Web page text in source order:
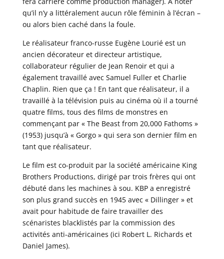
qu’il n’y a littéralement aucun rôle féminin à l’écran –
ou alors bien caché dans la foule.
Le réalisateur franco-russe Eugène Lourié est un
ancien décorateur et directeur artistique,
collaborateur régulier de Jean Renoir et qui a
également travaillé avec Samuel Fuller et Charlie
Chaplin. Rien que ça ! En tant que réalisateur, il a
travaillé à la télévision puis au cinéma où il a tourné
quatre films, tous des films de monstres en
commençant par « The Beast from 20,000 Fathoms »
(1953) jusqu’à « Gorgo » qui sera son dernier film en
tant que réalisateur.
Le film est co-produit par la société américaine King
Brothers Productions, dirigé par trois frères qui ont
débuté dans les machines à sou. KBP a enregistré
son plus grand succès en 1945 avec « Dillinger » et
avait pour habitude de faire travailler des
scénaristes blacklistés par la commission des
activités anti-américaines (ici Robert L. Richards et
Daniel James).